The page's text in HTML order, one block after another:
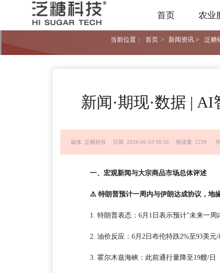
首页 农业
当前位置： 首页 > 新闻资讯 > 泛糖
新闻·期现·数据 |
媒体 泛糖科技 日期 2026-06-03 08:56 阅读量 1239
一、宏观新闻与大宗商品市场总体评述
⚠️ 特朗普预计一周内与伊朗达成协议，地
1. 特朗普表态：6月1日表示预计"未来一
2. 油价反应：6月2日布伦特跌2%至93美
3. 霍尔木兹海峡：此前通行量降至19艘/